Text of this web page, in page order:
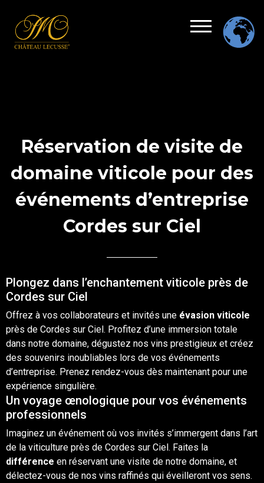
Réservation de visite de
domaine viticole pour des
événements d’entreprise
Cordes sur Ciel
Plongez dans l’enchantement viticole près de
Cordes sur Ciel
Offrez à vos collaborateurs et invités une évasion viticole
près de Cordes sur Ciel. Profitez d’une immersion totale
dans notre domaine, dégustez nos vins prestigieux et créez
des souvenirs inoubliables lors de vos événements
d’entreprise. Prenez rendez-vous dès maintenant pour une
expérience singulière.
Un voyage œnologique pour vos événements
professionnels
Imaginez un événement où vos invités s’immergent dans l’art
de la viticulture près de Cordes sur Ciel. Faites la
différence en réservant une visite de notre domaine, et
délectez-vous de nos vins raffinés qui éveilleront vos sens.